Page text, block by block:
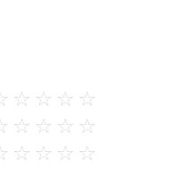
1
2
3
4
1
2
3
4
1
2
3
4